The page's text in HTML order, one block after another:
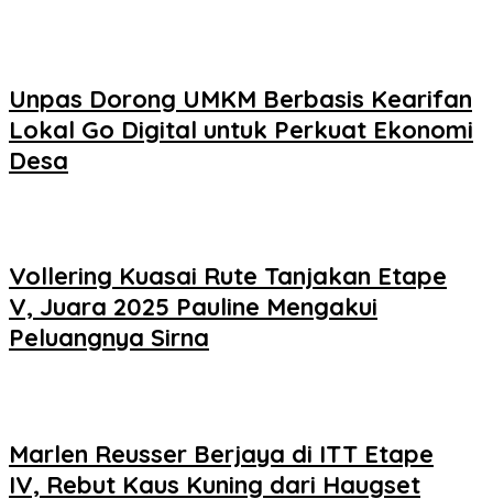
Unpas Dorong UMKM Berbasis Kearifan
Lokal Go Digital untuk Perkuat Ekonomi
Desa
Vollering Kuasai Rute Tanjakan Etape
V, Juara 2025 Pauline Mengakui
Peluangnya Sirna
Marlen Reusser Berjaya di ITT Etape
IV, Rebut Kaus Kuning dari Haugset